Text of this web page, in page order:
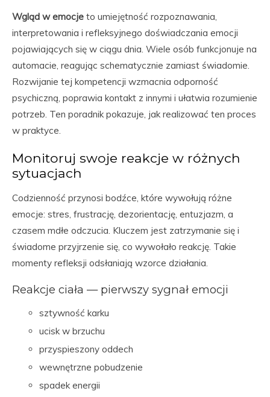
Wgląd w emocje to umiejętność rozpoznawania,
interpretowania i refleksyjnego doświadczania emocji
pojawiających się w ciągu dnia. Wiele osób funkcjonuje na
automacie, reagując schematycznie zamiast świadomie.
Rozwijanie tej kompetencji wzmacnia odporność
psychiczną, poprawia kontakt z innymi i ułatwia rozumienie
potrzeb. Ten poradnik pokazuje, jak realizować ten proces
w praktyce.
Monitoruj swoje reakcje w różnych
sytuacjach
Codzienność przynosi bodźce, które wywołują różne
emocje: stres, frustrację, dezorientację, entuzjazm, a
czasem mdłe odczucia. Kluczem jest zatrzymanie się i
świadome przyjrzenie się, co wywołało reakcję. Takie
momenty refleksji odsłaniają wzorce działania.
Reakcje ciała — pierwszy sygnał emocji
sztywność karku
ucisk w brzuchu
przyspieszony oddech
wewnętrzne pobudzenie
spadek energii